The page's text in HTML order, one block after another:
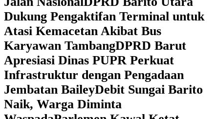
Dukung Pengaktifan Terminal untuk
Atasi Kemacetan Akibat Bus
Karyawan TambangDPRD Barut
Apresiasi Dinas PUPR Perkuat
Infrastruktur dengan Pengadaan
Jembatan BaileyDebit Sungai Barito
Naik, Warga Diminta